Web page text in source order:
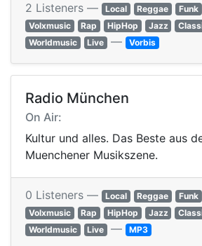
2 Listeners — Local Reggae Funk
Volxmusic
Rap HipHop Jazz
Worldmusic
Live — Vorbis
Radio München
On Air:
Kultur und alles. Das Beste aus
Muenchener Musikszene.
0 Listeners — Local Reggae Funk
Volxmusic
Rap HipHop Jazz
Worldmusic
Live — MP3